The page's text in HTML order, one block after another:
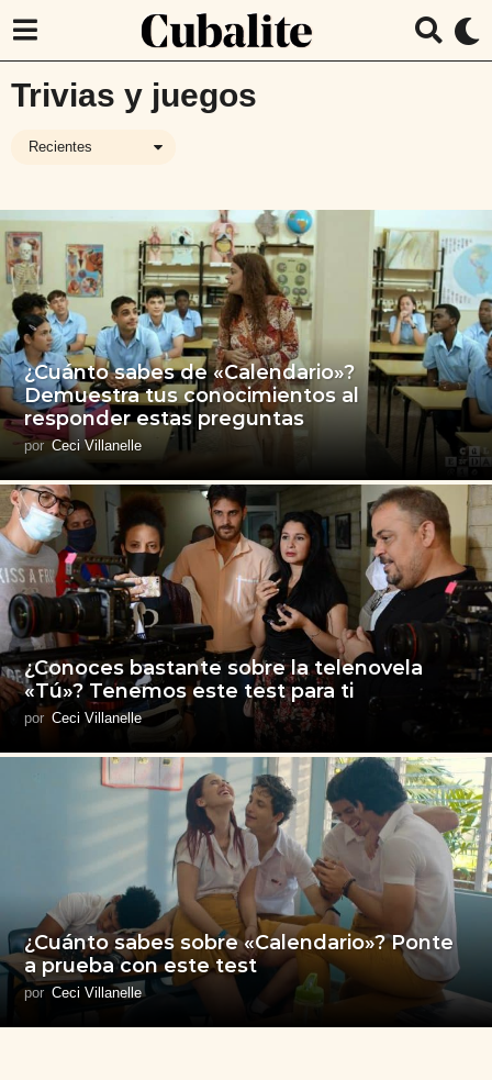
Trivias y juegos
Recientes
¿Cuánto sabes de «Calendario»?
Demuestra tus conocimientos al
responder estas preguntas
por Ceci Villanelle
¿Conoces bastante sobre la telenovela
«Tú»? Tenemos este test para ti
por Ceci Villanelle
¿Cuánto sabes sobre «Calendario»? Ponte
a prueba con este test
por Ceci Villanelle